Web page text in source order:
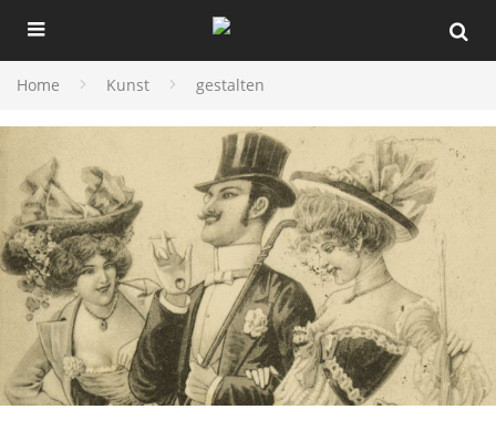
Home Kunst gestalten